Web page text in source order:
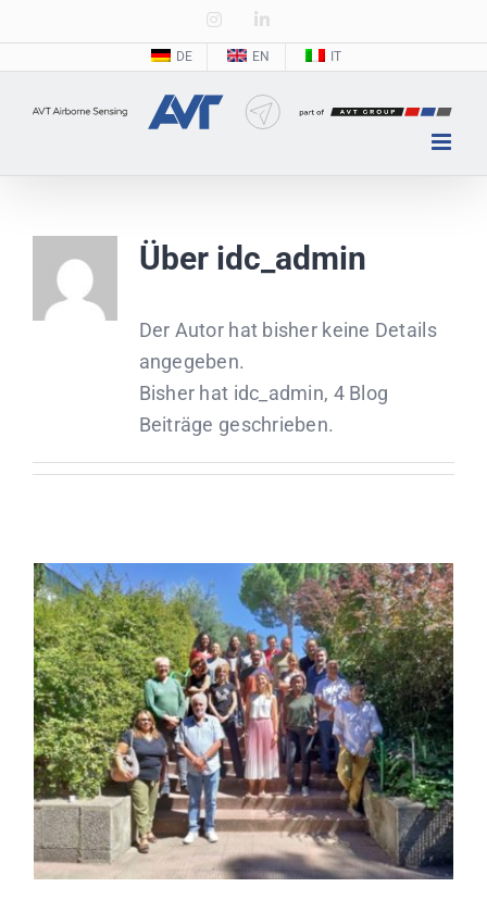
Inhalt
springen
InstagramLinkedIn
DE EN IT
Über idc_admin
Der Autor hat bisher keine Details
angegeben.
Bisher hat idc_admin, 4 Blog
Beiträge geschrieben.